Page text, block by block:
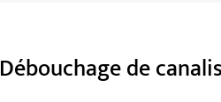
Débouchage de